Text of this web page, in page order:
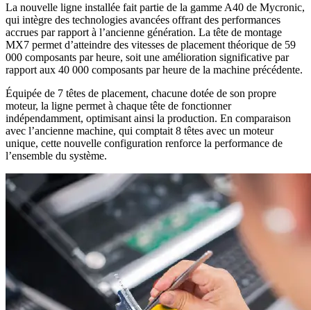
La nouvelle ligne installée fait partie de la gamme A40 de Mycronic,
qui intègre des technologies avancées offrant des performances
accrues par rapport à l’ancienne génération. La tête de montage
MX7 permet d’atteindre des vitesses de placement théorique de 59
000 composants par heure, soit une amélioration significative par
rapport aux 40 000 composants par heure de la machine précédente.
Équipée de 7 têtes de placement, chacune dotée de son propre
moteur, la ligne permet à chaque tête de fonctionner
indépendamment, optimisant ainsi la production. En comparaison
avec l’ancienne machine, qui comptait 8 têtes avec un moteur
unique, cette nouvelle configuration renforce la performance de
l’ensemble du système.